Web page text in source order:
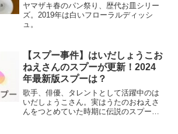
ヤマザキ春のパン祭り、歴代お皿シリー
ズ。2019年は白いフローラルディッシ
ュ。
【スプー事件】はいだしょうこお
ねえさんのスプーが更新！2024
年最新版スプーは？
歌手、俳優、タレントとして活躍中のは
いだしょうこさん。実はうたのおねえさ
んをつとめていた時期に伝説のスプーの